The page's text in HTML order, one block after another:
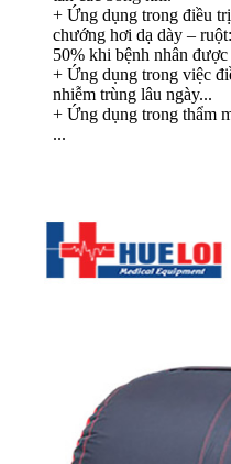
+ Ứng dụng trong điều
chướng hơi dạ dày –
50% khi bệnh nhân
+ Ứng dụng trong việc
nhiễm trùng lâu ngày...
+ Ứng dụng trong thẩm
...